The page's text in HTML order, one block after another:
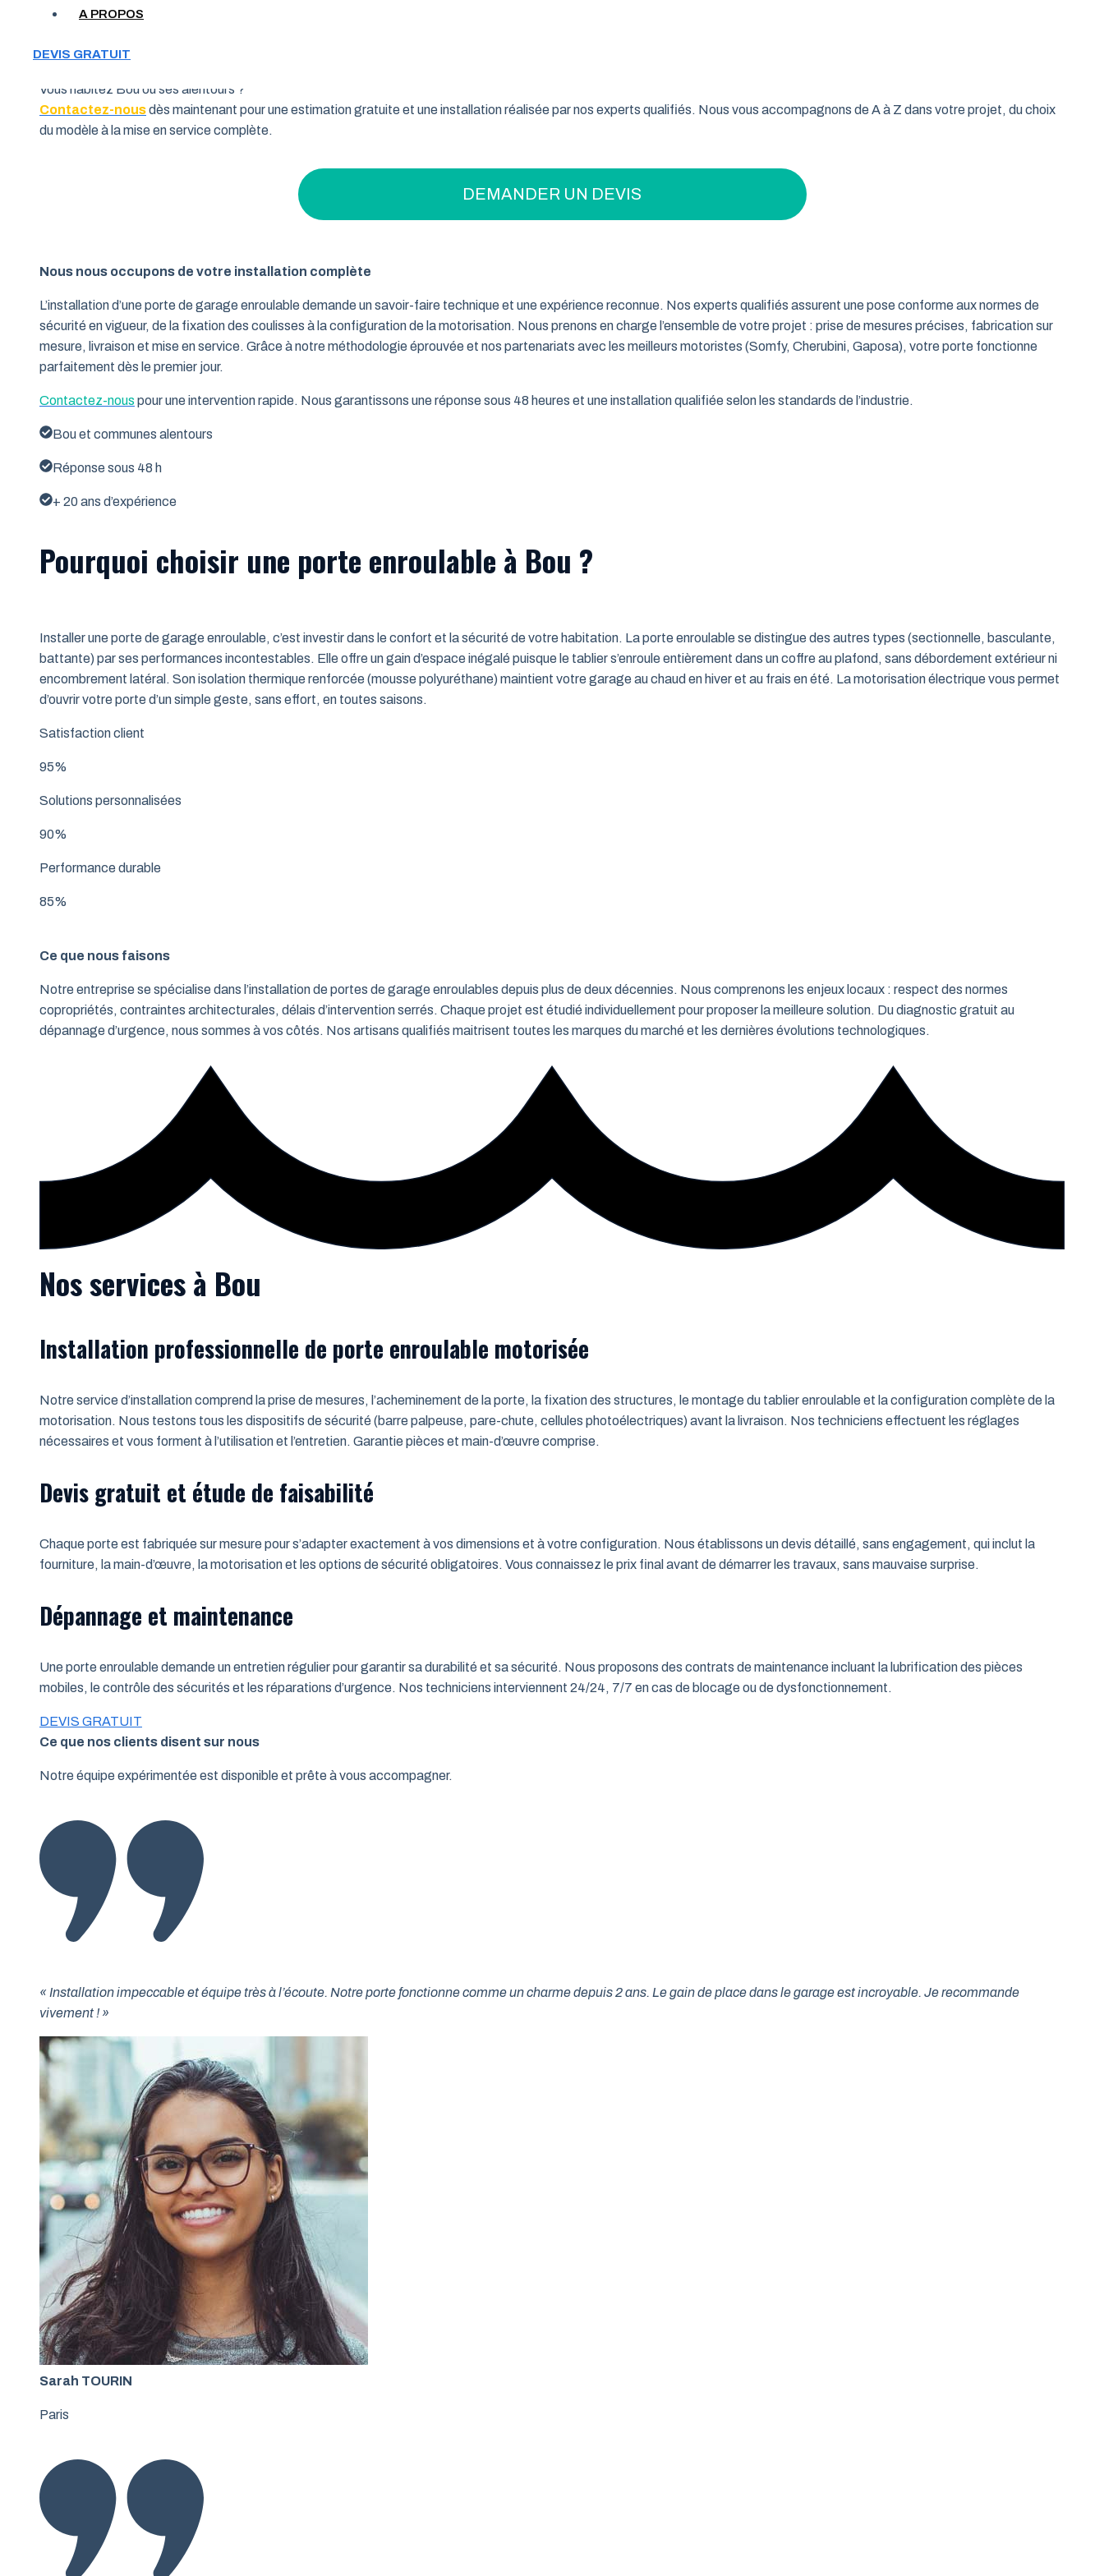
A PROPOS
DEVIS GRATUIT
Votre garage manque de place et vous cherchez une solution pratique pour optimiser votre espace ? La porte de garage enroulable est la réponse idéale pour les propriétaires qui
pourquoi de nombreux habitants de la région Centre-Val de Loire font confiance à ce type de porte pour sécuriser leur garage tout en gardant un espace maximal à l’intérieur.
Vous habitez Bou ou ses alentours ?
Contactez-nousdès maintenant pour une estimation gratuite et une installation réalisée par nos experts qualifiés. Nous vous accompagnons de A à Z dans votre projet, du choix
du modèle à la mise en service complète.
DEMANDER UN DEVIS
Nous nous occupons de votre installation complète
L’installation d’une porte de garage enroulable demande un savoir-faire technique et une expérience reconnue. Nos experts qualifiés assurent une pose conforme aux normes de
sécurité en vigueur, de la fixation des coulisses à la configuration de la motorisation. Nous prenons en charge l’ensemble de votre projet : prise de mesures précises, fabrication sur
mesure, livraison et mise en service. Grâce à notre méthodologie éprouvée et nos partenariats avec les meilleurs motoristes (Somfy, Cherubini, Gaposa), votre porte fonctionne
parfaitement dès le premier jour.
Contactez-nous pour une intervention rapide. Nous garantissons une réponse sous 48 heures et une installation qualifiée selon les standards de l’industrie.
Bou et communes alentours
Réponse sous 48 h
+ 20 ans d’expérience
Pourquoi choisir une porte enroulable à Bou ?
Installer une porte de garage enroulable, c’est investir dans le confort et la sécurité de votre habitation. La porte enroulable se distingue des autres types (sectionnelle, basculante,
battante) par ses performances incontestables. Elle offre un gain d’espace inégalé puisque le tablier s’enroule entièrement dans un coffre au plafond, sans débordement extérieur ni
encombrement latéral. Son isolation thermique renforcée (mousse polyuréthane) maintient votre garage au chaud en hiver et au frais en été. La motorisation électrique vous permet
d’ouvrir votre porte d’un simple geste, sans effort, en toutes saisons.
Satisfaction client
95%
Solutions personnalisées
90%
Performance durable
85%
Ce que nous faisons
Notre entreprise se spécialise dans l’installation de portes de garage enroulables depuis plus de deux décennies. Nous comprenons les enjeux locaux : respect des normes
copropriétés, contraintes architecturales, délais d’intervention serrés. Chaque projet est étudié individuellement pour proposer la meilleure solution. Du diagnostic gratuit au
dépannage d’urgence, nous sommes à vos côtés. Nos artisans qualifiés maitrisent toutes les marques du marché et les dernières évolutions technologiques.
Nos services à Bou
Installation professionnelle de porte enroulable motorisée
Notre service d’installation comprend la prise de mesures, l’acheminement de la porte, la fixation des structures, le montage du tablier enroulable et la configuration complète de la
motorisation. Nous testons tous les dispositifs de sécurité (barre palpeuse, pare-chute, cellules photoélectriques) avant la livraison. Nos techniciens effectuent les réglages
nécessaires et vous forment à l’utilisation et l’entretien. Garantie pièces et main-d’œuvre comprise.
Devis gratuit et étude de faisabilité
Chaque porte est fabriquée sur mesure pour s’adapter exactement à vos dimensions et à votre configuration. Nous établissons un devis détaillé, sans engagement, qui inclut la
fourniture, la main-d’œuvre, la motorisation et les options de sécurité obligatoires. Vous connaissez le prix final avant de démarrer les travaux, sans mauvaise surprise.
Dépannage et maintenance
Une porte enroulable demande un entretien régulier pour garantir sa durabilité et sa sécurité. Nous proposons des contrats de maintenance incluant la lubrification des pièces
mobiles, le contrôle des sécurités et les réparations d’urgence. Nos techniciens interviennent 24/24, 7/7 en cas de blocage ou de dysfonctionnement.
DEVIS GRATUIT
Ce que nos clients disent sur nous
Notre équipe expérimentée est disponible et prête à vous accompagner.
« Installation impeccable et équipe très à l’écoute. Notre porte fonctionne comme un charme depuis 2 ans. Le gain de place dans le garage est incroyable. Je recommande
vivement ! »
Sarah TOURIN
Paris